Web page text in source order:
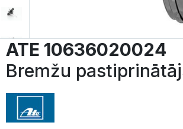
ATE 10636020024
Bremžu